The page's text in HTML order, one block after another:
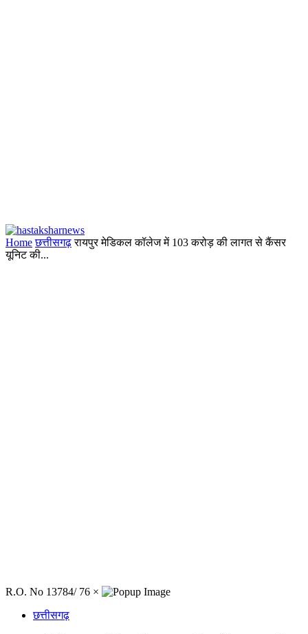
Home छत्तीसगढ़ रायपुर मेडिकल कॉलेज में 103 करोड़ की लागत से कैंसर
यूनिट की...
R.O. No 13784/ 76 ×
छत्तीसगढ़